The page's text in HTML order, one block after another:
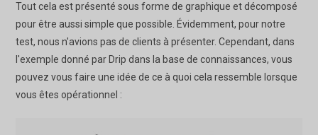
Tout cela est présenté sous forme de graphique et décomposé
pour être aussi simple que possible. Évidemment, pour notre
test, nous n'avions pas de clients à présenter. Cependant, dans
l'exemple donné par Drip dans la base de connaissances, vous
pouvez vous faire une idée de ce à quoi cela ressemble lorsque
vous êtes opérationnel :